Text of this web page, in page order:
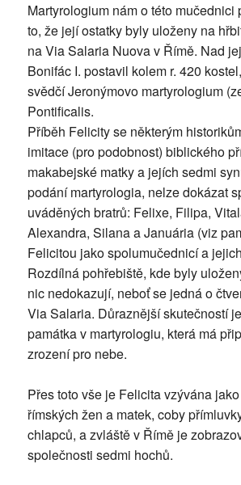
Martyrologium nám o této mučednici
to, že její ostatky byly uloženy na
na Via Salaria Nuova v Římě. Nad
Bonifác I. postavil kolem r. 420
svědčí Jeronýmovo martyrologium
Pontificalis.
Příběh Felicity se některým
imitace (pro podobnost) biblického
makabejské matky a jejích sedmi
podání martyrologia, nelze dokázat
uváděných bratrů: Felixe, Filipa,
Alexandra, Silana a Januária (viz
Felicitou jako spolumučednicí a
Rozdílná pohřebiště, kde byly
nic nedokazují, neboť se jedná o
Via Salaria. Důraznější skutečností
památka v martyrologiu, která má
zrození pro nebe.
Přes toto vše je Felicita vzývána
římských žen a matek, coby
chlapců, a zvláště v Římě je
společnosti sedmi hochů.